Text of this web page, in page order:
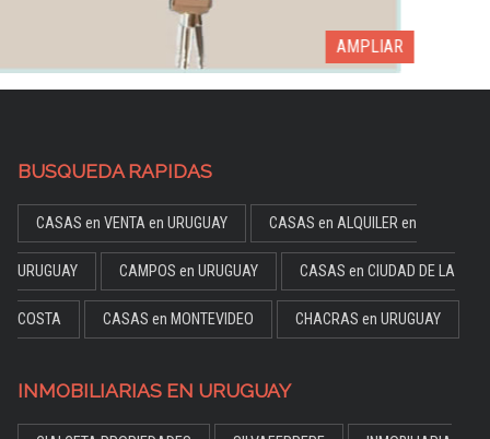
AMPLIAR
BUSQUEDA RAPIDAS
CASAS en VENTA en URUGUAY CASAS en ALQUILER en
URUGUAY CAMPOS en URUGUAY CASAS en CIUDAD DE LA
COSTA CASAS en MONTEVIDEO CHACRAS en URUGUAY
INMOBILIARIAS EN URUGUAY